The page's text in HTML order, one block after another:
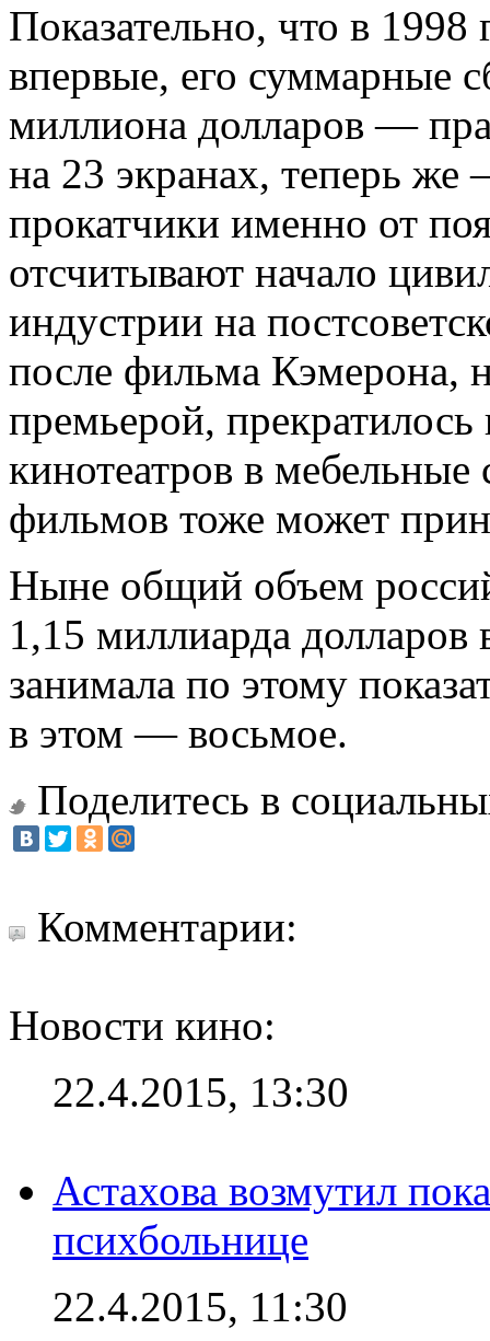
Показательно, что в
впервые, его суммарные
миллиона долларов —
на 23 экранах, теперь
прокатчики именно от
отсчитывают начало
индустрии на
после фильма Кэмерона,
премьерой,
кинотеатров в
фильмов тоже может
Ныне общий объем
1,15 миллиарда
занимала по этому
в этом — восьмое.
Поделитесь в
Комментарии:
Новости кино:
22.4.2015, 13:30
Астахова возмутил
психбольнице
22.4.2015, 11:30